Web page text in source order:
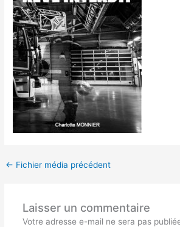
← Fichier média précédent
Laisser un commentaire
Votre adresse e-mail ne sera pas